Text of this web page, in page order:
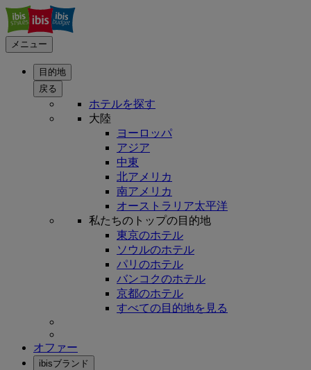
メニュー
目的地
戻る
ホテルを探す
大陸
ヨーロッパ
アジア
中東
北アメリカ
南アメリカ
オーストラリア太平洋
私たちのトップの目的地
東京のホテル
ソウルのホテル
パリのホテル
バンコクのホテル
京都のホテル
すべての目的地を見る
オファー
ibisブランド